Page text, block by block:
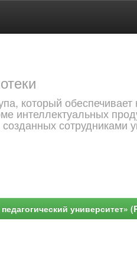
который
интеллектуальных
сотрудниками